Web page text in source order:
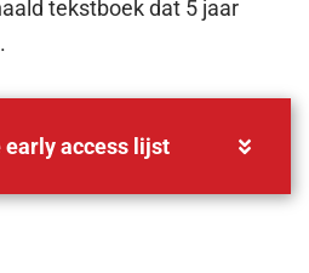
tekstboek dat 5 jaar
early access lijst